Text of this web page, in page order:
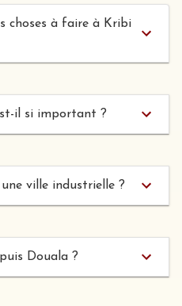
choses à faire à Kribi
il si important ?
ville industrielle ?
Douala ?